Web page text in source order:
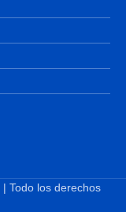
| Todo los derechos